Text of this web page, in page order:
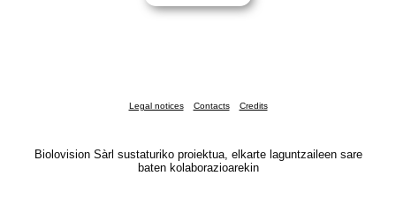
Legal notices Contacts Credits
Biolovision Sàrl sustaturiko proiektua, elkarte laguntzaileen sare
baten kolaborazioarekin